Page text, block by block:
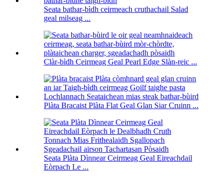
Seata bathar-bìdh ceirmeach cruthachail Salad
geal milseag ...
Clàr-bìdh Ceirmeag Geal Pearl Edge Slàn-reic ...
Plàta Bracaist Plàta Flat Geal Glan Siar Cruinn ...
Seata Plàta Dìnnear Ceirmeag Geal Eireachdail
Eòrpach Le ...